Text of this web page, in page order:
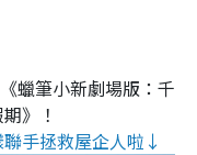
蠟筆小新劇場版：千
》！
手拯救屋企人啦↓